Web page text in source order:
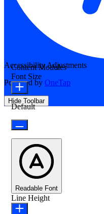
Accessibility Adjustments
Powered by OneTap
Hide Toolbar
Content Modules
Font Size
Default
Readable Font
Line Height